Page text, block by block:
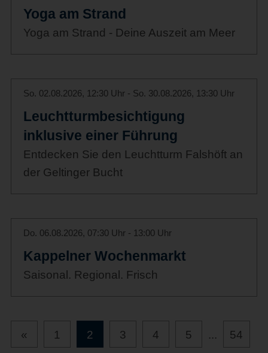
Yoga am Strand
Yoga am Strand - Deine Auszeit am Meer
So. 02.08.2026, 12:30 Uhr - So. 30.08.2026, 13:30 Uhr
Leuchtturmbesichtigung
inklusive einer Führung
Entdecken Sie den Leuchtturm Falshöft an
der Geltinger Bucht
Do. 06.08.2026, 07:30 Uhr - 13:00 Uhr
Kappelner Wochenmarkt
Saisonal. Regional. Frisch
« 1 2 3 4 5 ... 54